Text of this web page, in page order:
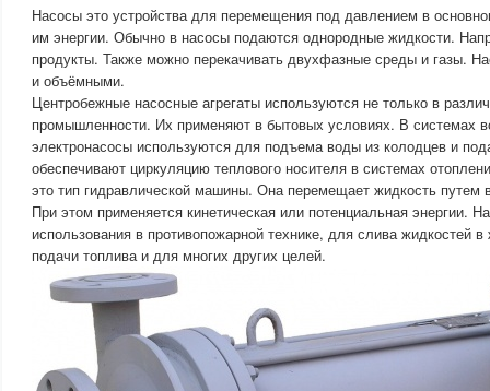
Насосы это устройства для перемещения под давлением в
им энергии. Обычно в насосы подаются однородные жидкости.
продукты. Также можно перекачивать двухфазные среды и газы.
и объёмными.
Центробежные насосные агрегаты используются не только в
промышленности. Их применяют в бытовых условиях. В системах
электронасосы используются для подъема воды из колодцев и
обеспечивают циркуляцию теплового носителя в системах
это тип гидравлической машины. Она перемещает жидкость путем
При этом применяется кинетическая или потенциальная энергии.
использования в противопожарной технике, для слива жидкостей
подачи топлива и для многих других целей.